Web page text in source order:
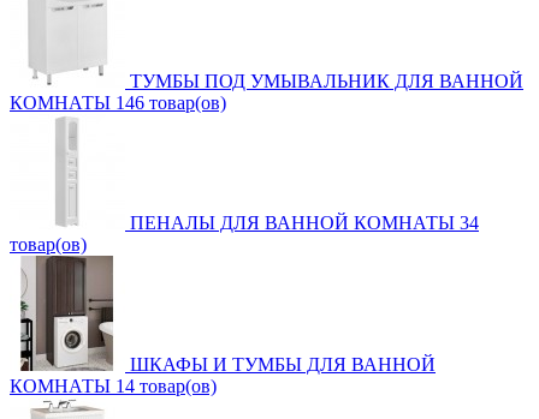
ТУМБЫ ПОД УМЫВАЛЬНИК ДЛЯ ВАННОЙ
КОМНАТЫ 146 товар(ов)
ПЕНАЛЫ ДЛЯ ВАННОЙ КОМНАТЫ 34
товар(ов)
ШКАФЫ И ТУМБЫ ДЛЯ ВАННОЙ
КОМНАТЫ 14 товар(ов)